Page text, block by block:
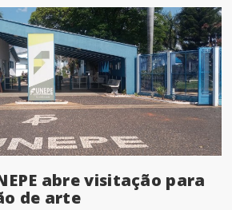
abre visitação para
de arte